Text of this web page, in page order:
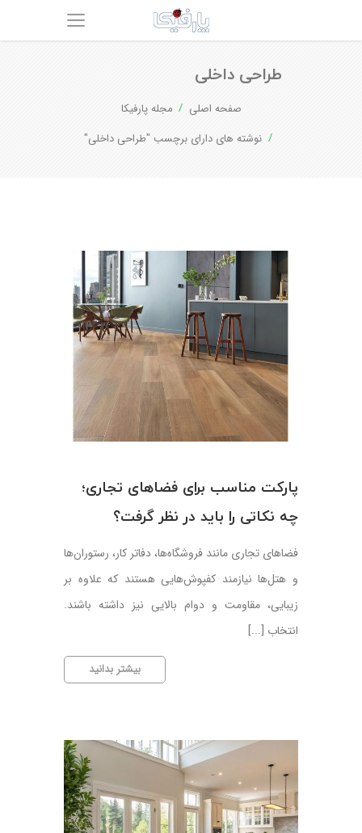
طراحی داخلی
صفحه اصلی
مجله پارفیکا
نوشته های دارای برچسب "طراحی داخلی"
پارکت مناسب برای فضاهای تجاری؛
چه نکاتی را باید در نظر گرفت؟
فضاهای تجاری مانند فروشگاه‌ها، دفاتر کار، رستوران‌ها
و هتل‌ها نیازمند کفپوش‌هایی هستند که علاوه بر
زیبایی، مقاومت و دوام بالایی نیز داشته باشند.
انتخاب [...]
بیشتر بدانید
فضاهای
تجاری؛
چه
نکاتی